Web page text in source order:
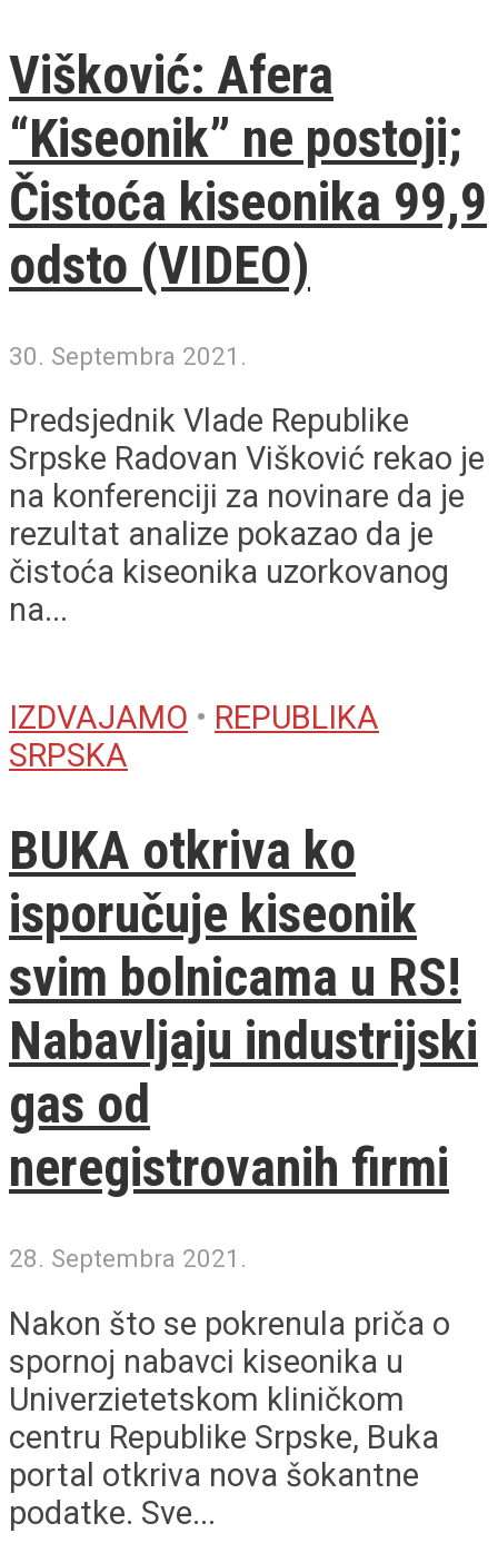
Višković: Afera
“Kiseonik” ne postoji;
Čistoća kiseonika 99,9
odsto (VIDEO)
30. Septembra 2021.
Predsjednik Vlade Republike
Srpske Radovan Višković rekao je
na konferenciji za novinare da je
rezultat analize pokazao da je
čistoća kiseonika uzorkovanog
na...
IZDVAJAMO • REPUBLIKA
SRPSKA
BUKA otkriva ko
isporučuje kiseonik
svim bolnicama u RS!
Nabavljaju industrijski
gas od
neregistrovanih firmi
28. Septembra 2021.
Nakon što se pokrenula priča o
spornoj nabavci kiseonika u
Univerzietetskom kliničkom
centru Republike Srpske, Buka
portal otkriva nova šokantne
podatke. Sve...